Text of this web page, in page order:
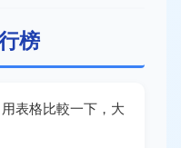
榜
表格比較一下，大